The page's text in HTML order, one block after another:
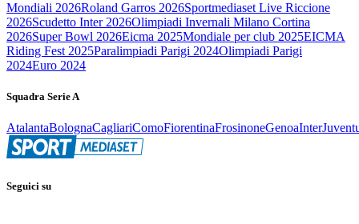
Mondiali 2026Roland Garros 2026Sportmediaset Live Riccione
2026Scudetto Inter 2026Olimpiadi Invernali Milano Cortina
2026Super Bowl 2026Eicma 2025Mondiale per club 2025EICMA
Riding Fest 2025Paralimpiadi Parigi 2024Olimpiadi Parigi
2024Euro 2024
Squadra Serie A
AtalantaBolognaCagliariComoFiorentinaFrosinoneGenoaInter
Seguici su